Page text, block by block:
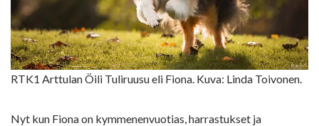
RTK1 Arttulan Öili Tuliruusu eli Fiona. Kuva: Linda Toivonen.
Nyt kun Fiona on kymmenenvuotias, harrastukset ja